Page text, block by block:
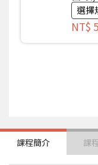
NT$
課程簡介 課